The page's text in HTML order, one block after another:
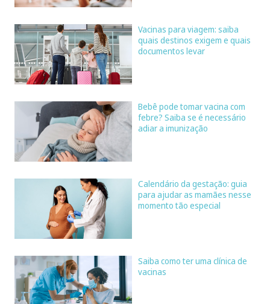
Vacinas para viagem: saiba
quais destinos exigem e quais
documentos levar
Bebê pode tomar vacina com
febre? Saiba se é necessário
adiar a imunização
Calendário da gestação: guia
para ajudar as mamães nesse
momento tão especial
Saiba como ter uma clínica de
vacinas